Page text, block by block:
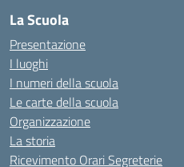
La Scuola
Presentazione
I luoghi
I numeri della scuola
Le carte della scuola
Organizzazione
La storia
Ricevimento Orari Segreterie